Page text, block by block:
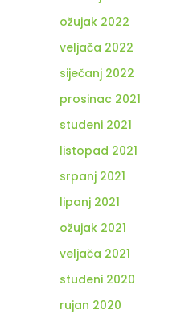
ožujak 2022
veljača 2022
siječanj 2022
prosinac 2021
studeni 2021
listopad 2021
srpanj 2021
lipanj 2021
ožujak 2021
veljača 2021
studeni 2020
rujan 2020